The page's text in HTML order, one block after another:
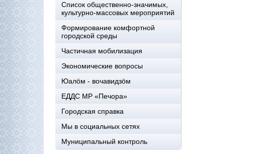
Список общественно-значимых,
культурно-массовых мероприятий
Формирование комфортной
городской среды
Частичная мобилизация
Экономические вопросы
Юалӧм - вочавидзӧм
ЕДДС МР «Печора»
Городская справка
Мы в социальных сетях
Муниципальный контроль